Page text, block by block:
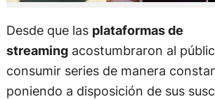
Desde que las plataformas de
streamingacostumbraron al
consumir series de manera
poniendo a disposición de sus